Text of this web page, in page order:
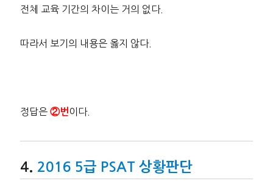
전체 교육 기간의 차이는 거의 없다.
따라서 보기의 내용은 옳지 않다.
정답은②번 이다.
2016 5급 PSAT 상황판단